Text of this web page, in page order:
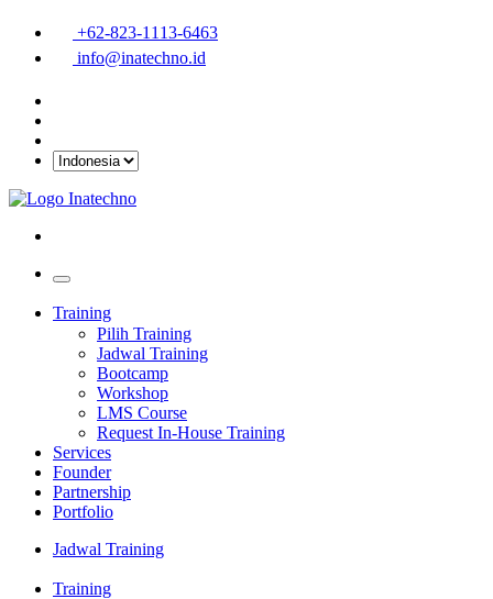
+62-823-1113-6463
info@inatechno.id
Training
Pilih Training
Jadwal Training
Bootcamp
Workshop
LMS Course
Request In-House Training
Services
Founder
Partnership
Portfolio
Jadwal Training
Training